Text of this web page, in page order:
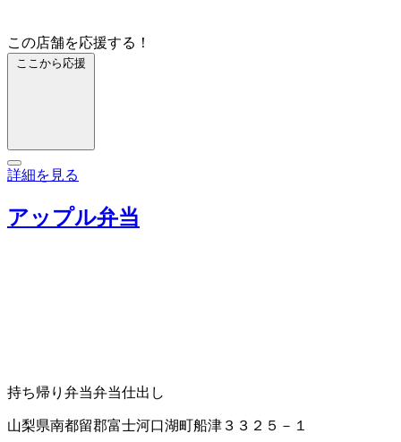
この店舗を応援する！
ここから応援
詳細を見る
アップル弁当
持ち帰り弁当弁当仕出し
山梨県南都留郡富士河口湖町船津３３２５－１